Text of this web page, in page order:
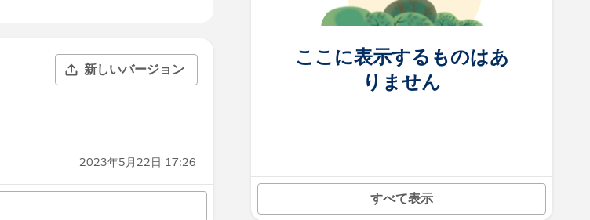
新しいバージョン
2023年5月22日 17:26
ここに表示するものはあ
りません
すべて表示